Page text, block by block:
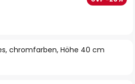
chromfarben, Höhe 40 cm